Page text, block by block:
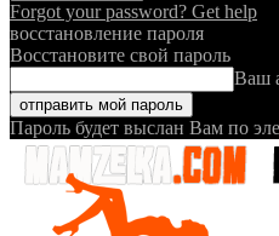
Forgot your password? Get help
восстановление пароля
Восстановите свой пароль
Ваш
Пароль будет выслан Вам по